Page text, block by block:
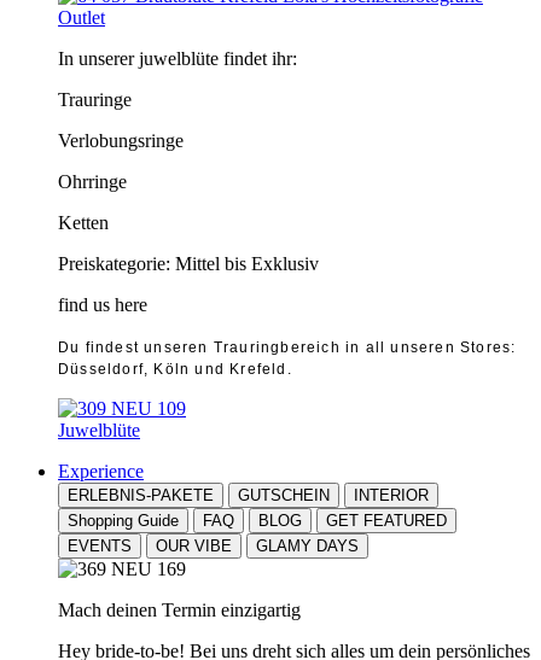
Outlet
In unserer juwelblüte findet ihr:
Trauringe
Verlobungsringe
Ohrringe
Ketten
Preiskategorie: Mittel bis Exklusiv
find us here
Du findest unseren Trauringbereich in all unseren Stores:
Düsseldorf, Köln und Krefeld.
Juwelblüte
Experience
ERLEBNIS-PAKETE GUTSCHEIN
INTERIOR
Shopping Guide
FAQ BLOG
GET FEATURED
EVENTS
OUR VIBE GLAMY DAYS
Mach deinen Termin einzigartig
Hey bride-to-be! Bei uns dreht sich alles um dein persönliches